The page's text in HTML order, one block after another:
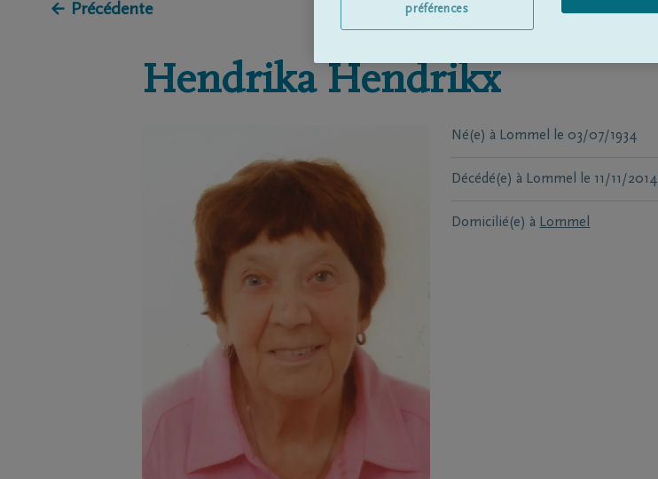
← Précédente
Hendrika Hendrikx
Né(e) à Lommel le 03/07/1934
Décédé(e) à Lommel le 11/11/2014
Domicilié(e) à Lommel
préférences